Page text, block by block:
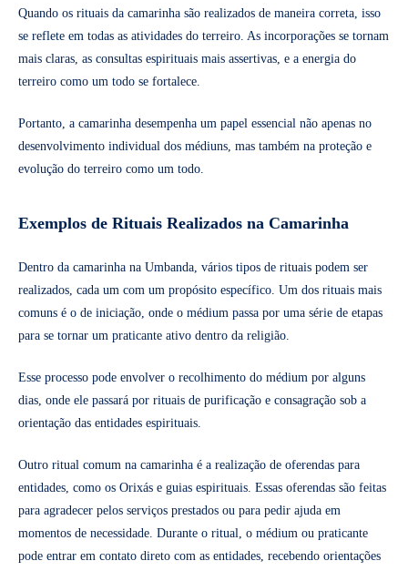
Quando os rituais da camarinha são realizados de maneira correta, isso
se reflete em todas as atividades do terreiro. As incorporações se tornam
mais claras, as consultas espirituais mais assertivas, e a energia do
terreiro como um todo se fortalece.
Portanto, a camarinha desempenha um papel essencial não apenas no
desenvolvimento individual dos médiuns, mas também na proteção e
evolução do terreiro como um todo.
Exemplos de Rituais Realizados na Camarinha
Dentro da camarinha na Umbanda, vários tipos de rituais podem ser
realizados, cada um com um propósito específico. Um dos rituais mais
comuns é o de iniciação, onde o médium passa por uma série de etapas
para se tornar um praticante ativo dentro da religião.
Esse processo pode envolver o recolhimento do médium por alguns
dias, onde ele passará por rituais de purificação e consagração sob a
orientação das entidades espirituais.
Outro ritual comum na camarinha é a realização de oferendas para
entidades, como os Orixás e guias espirituais. Essas oferendas são feitas
para agradecer pelos serviços prestados ou para pedir ajuda em
momentos de necessidade. Durante o ritual, o médium ou praticante
pode entrar em contato direto com as entidades, recebendo orientações